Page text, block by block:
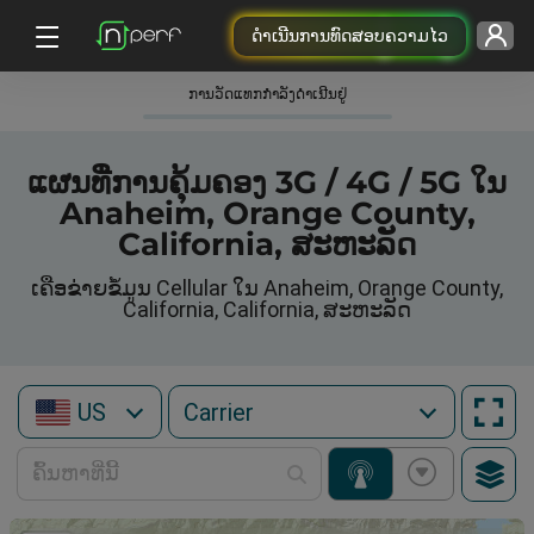
ດຳເນີນການທົດສອບຄວາມໄວ
ການວັດແທກກໍາລັງດໍາເນີນຢູ່
ແຜນທີ່ການຄຸ້ມຄອງ 3G / 4G / 5G ໃນ
Anaheim, Orange County,
California, ສະຫະລັດ
ເຄືອຂ່າຍຂໍ້ມູນ Cellular ໃນ Anaheim, Orange County,
California, California, ສະຫະລັດ
US